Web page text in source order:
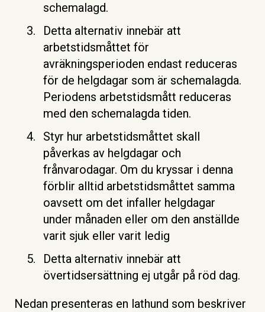
schemalagd.
Detta alternativ innebär att
arbetstidsmåttet för
avräkningsperioden endast reduceras
för de helgdagar som är schemalagda.
Periodens arbetstidsmått reduceras
med den schemalagda tiden.
Styr hur arbetstidsmåttet skall
påverkas av helgdagar och
frånvarodagar. Om du kryssar i denna
förblir alltid arbetstidsmåttet samma
oavsett om det infaller helgdagar
under månaden eller om den anställde
varit sjuk eller varit ledig
Detta alternativ innebär att
övertidsersättning ej utgår på röd dag.
Nedan presenteras en lathund som beskriver